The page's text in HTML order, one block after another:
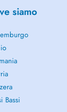
siamo
Bassi